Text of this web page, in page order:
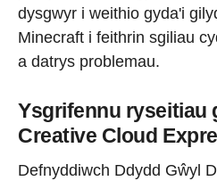
dysgwyr i weithio gyda'i
Minecraft i feithrin sgiliau
a datrys problemau.
Ysgrifennu ryseitiau
Creative Cloud
Defnyddiwch Ddydd Gŵyl